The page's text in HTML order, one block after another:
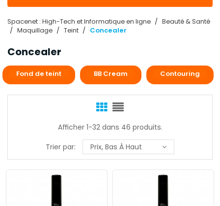
Spacenet : High-Tech et Informatique en ligne
Beauté & Santé
Maquillage
Teint Concealer
Concealer
Fond de teint BB Cream Contouring
Afficher 1-32 dans 46 produits.
Trier par:
Prix, Bas À Haut